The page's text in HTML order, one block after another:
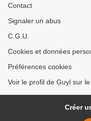
Contact
Signaler un abus
C.G.U.
Cookies et données
Préférences cookies
Voir le profil de Guyl sur
Créer